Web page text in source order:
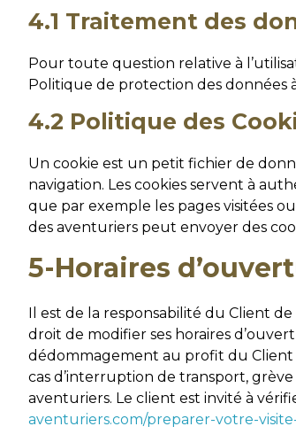
4.1 Traitement des
Pour toute question relative à
Politique de protection des données
4.2 Politique des
Un cookie est un petit fichier de
navigation. Les cookies servent à
que par exemple les pages visitées
des aventuriers peut envoyer des
5-Horaires
Il est de la responsabilité du Client
droit de modifier ses horaires
dédommagement au profit du Client
cas d’interruption de transport,
aventuriers. Le client est invité à
aventuriers.com/preparer-votre-